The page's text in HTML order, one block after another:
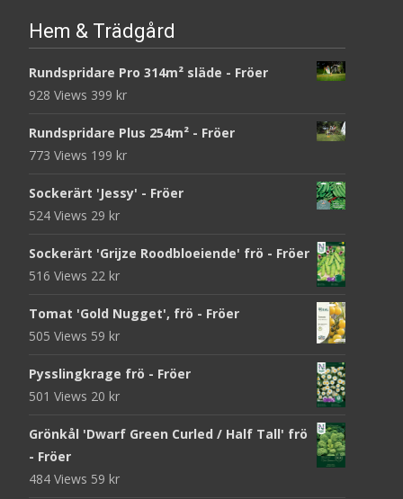
Hem & Trädgård
Rundspridare Pro 314m² släde - Fröer
928 Views 399 kr
Rundspridare Plus 254m² - Fröer
773 Views 199 kr
Sockerärt 'Jessy' - Fröer
524 Views 29 kr
Sockerärt 'Grijze Roodbloeiende' frö - Fröer
516 Views 22 kr
Tomat 'Gold Nugget', frö - Fröer
505 Views 59 kr
Pysslingkrage frö - Fröer
501 Views 20 kr
Grönkål 'Dwarf Green Curled / Half Tall' frö
- Fröer
484 Views 59 kr